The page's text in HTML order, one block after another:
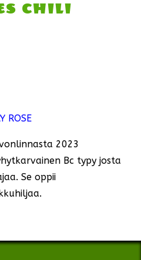
CHILI
ROSE
2023
Bc typy josta
Se oppii